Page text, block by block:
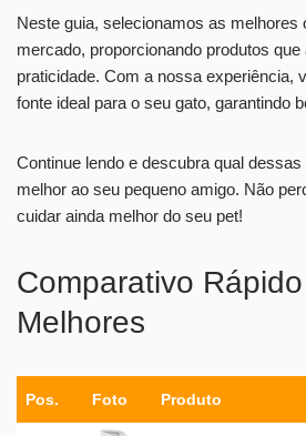
Neste guia, selecionamos as melhores
mercado, proporcionando produtos que
praticidade. Com a nossa experiência,
fonte ideal para o seu gato, garantindo
Continue lendo e descubra qual
melhor ao seu pequeno amigo. Não
cuidar ainda melhor do seu pet!
Comparativo
Melhores
Pos. Foto Produto